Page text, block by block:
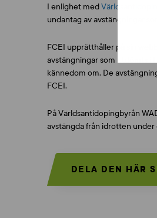
I enlighet med
undantag av avstängningar
FCEI upprätthåller på sin
avstängningar som utdömts i
kännedom om. De
FCEI.
På Världsantidopingbyrån
avstängda från idrotten under
DELA DEN HÄR